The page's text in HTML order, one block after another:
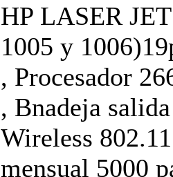
HP LASER
1005 y
, Procesador
, Bnadeja
Wireless
mensual 5000